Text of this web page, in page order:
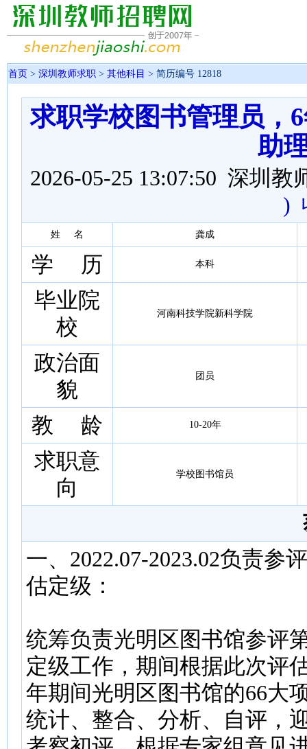
首页 > 深圳教师求职 > 其他科目 > 简历编号 12818
求职学校图书管理员，
助
2026-05-25 13:07:50 深圳
)
姓 名 龚成
学 历 本科
毕业院
校
河南科技学院新科学院
政治面
貌
团员
教 龄 10-20年
求职意
向
学校图书馆员
一、2022.07-2023.02负责参
估定级：
统筹负责光明区图书馆参评
定级工作，期间根据此次评
年期间光明区图书馆的66大
统计、整合、分析、自评，